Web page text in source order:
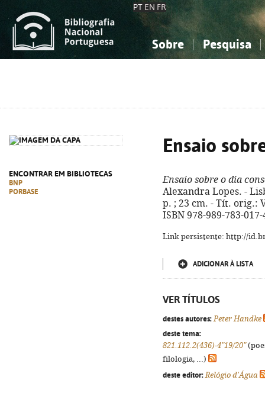
PT EN FR
Sobre Pesquisa
ENCONTRAR EM BIBLIOTECAS
BNP
PORBASE
Ensaio
Ensaio sobre o dia
Alexandra Lopes. -
p. ; 23 cm. - Tít. orig.:
ISBN 978-989-783-017-
Link persistente: http://
ADICIONAR À LISTA
VER TÍTULOS
destes autores: Peter Handke
deste tema:
821.112.2(436)-4"19/20"
filologia, ...)
deste editor: Relógio d'Água